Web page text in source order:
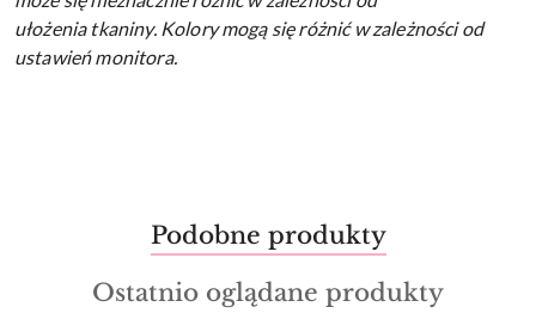
ułożenia tkaniny. Kolory mogą się różnić w zależności od
ustawień monitora.
Pomiń karuzelę produktów
Produkty
o
statusie:
Podobne produkty
Produkty
Ostatnio oglądane produkty